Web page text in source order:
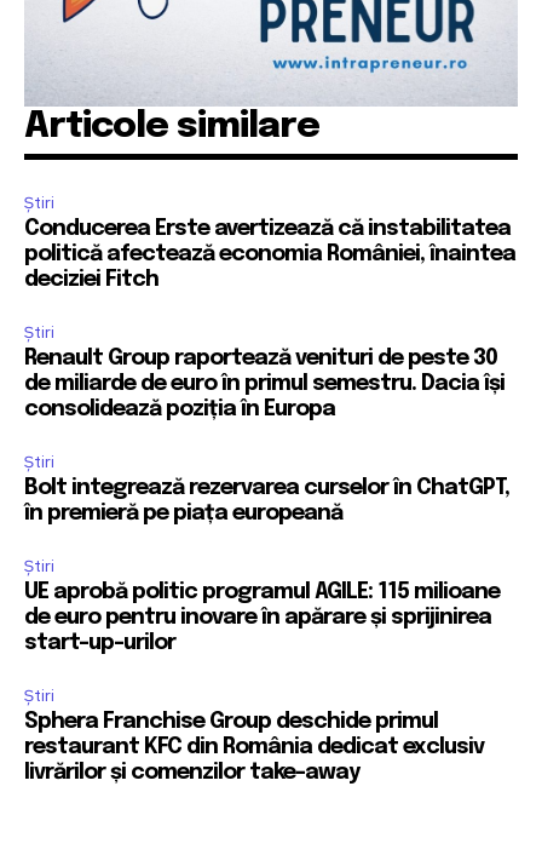
Articole similare
Știri
Conducerea Erste avertizează că instabilitatea
politică afectează economia României, înaintea
deciziei Fitch
Știri
Renault Group raportează venituri de peste 30
de miliarde de euro în primul semestru. Dacia își
consolidează poziția în Europa
Știri
Bolt integrează rezervarea curselor în ChatGPT,
în premieră pe piața europeană
Știri
UE aprobă politic programul AGILE: 115 milioane
de euro pentru inovare în apărare și sprijinirea
start-up-urilor
Știri
Sphera Franchise Group deschide primul
restaurant KFC din România dedicat exclusiv
livrărilor și comenzilor take-away